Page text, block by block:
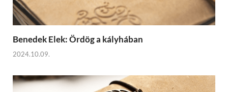
Benedek Elek: Ördög a kályhában
2024.10.09.